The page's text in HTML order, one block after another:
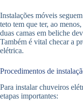
Instalações móveis
teto tem que ter, ao
duas camas em beliche
Também é vital checar a
elétrica.
Procedimentos de
Para instalar chuveiros
etapas importantes: